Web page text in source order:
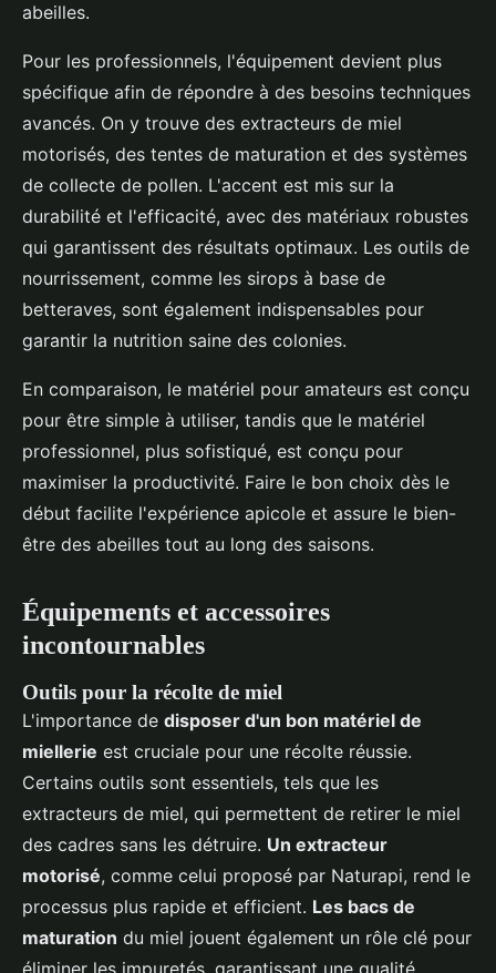
abeilles.
Pour les professionnels, l'équipement devient plus
spécifique afin de répondre à des besoins techniques
avancés. On y trouve des extracteurs de miel
motorisés, des tentes de maturation et des systèmes
de collecte de pollen. L'accent est mis sur la
durabilité et l'efficacité, avec des matériaux robustes
qui garantissent des résultats optimaux. Les outils de
nourrissement, comme les sirops à base de
betteraves, sont également indispensables pour
garantir la nutrition saine des colonies.
En comparaison, le matériel pour amateurs est conçu
pour être simple à utiliser, tandis que le matériel
professionnel, plus sofistiqué, est conçu pour
maximiser la productivité. Faire le bon choix dès le
début facilite l'expérience apicole et assure le bien-
être des abeilles tout au long des saisons.
Équipements et accessoires
incontournables
Outils pour la récolte de miel
L'importance de disposer d'un bon matériel de
miellerie est cruciale pour une récolte réussie.
Certains outils sont essentiels, tels que les
extracteurs de miel, qui permettent de retirer le miel
des cadres sans les détruire. Un extracteur
motorisé, comme celui proposé par Naturapi, rend le
processus plus rapide et efficient. Les bacs de
maturation du miel jouent également un rôle clé pour
éliminer les impuretés, garantissant une qualité